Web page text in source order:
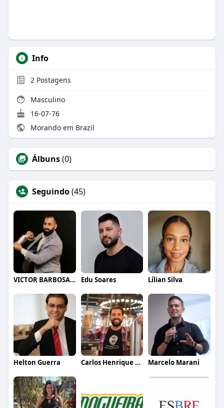
Info
2 Postagens
Masculino
16-07-76
Morando em Brazil
Álbuns(0)
Seguindo(45)
VICTOR BARBOSA QUARANTA Edu Soares Lílian Silva
Helton Guerra Carlos Henrique de Faria Vasconcelos Marcelo Marani